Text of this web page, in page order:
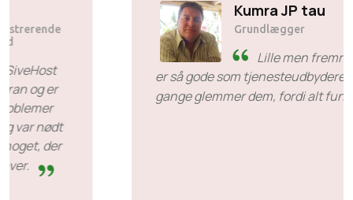
Solly Motsoane
Grundlægger og administrerende
direktør i Mogen Pty Ltd
SiveHost før tid - SiveHost
er normalt et skridt foran og er
for det meste opmærksomme på problemer
før tid. Der er nogle tilfælde, hvor jeg var nødt
til at vente på svar, men det er ikke noget, der
er imod dem. De er gode til det, de laver.